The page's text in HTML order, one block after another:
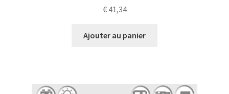
€41,34
Ajouter au panier